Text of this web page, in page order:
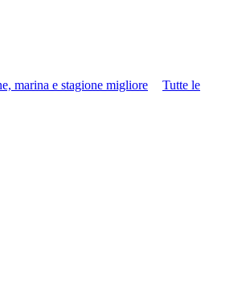
marina e stagione migliore
Tutte le